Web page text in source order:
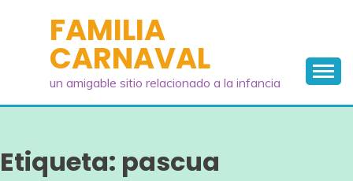
contenidoFAMILIA
CARNAVAL
un amigable sitio relacionado a la infancia
Etiqueta: pascua